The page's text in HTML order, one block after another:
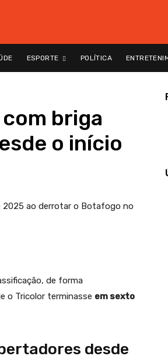
ESPORTE POLÍTICA
briga
o início
2025 ao derrotar o Botafogo no
de forma
o Tricolor terminasse em sexto
desde